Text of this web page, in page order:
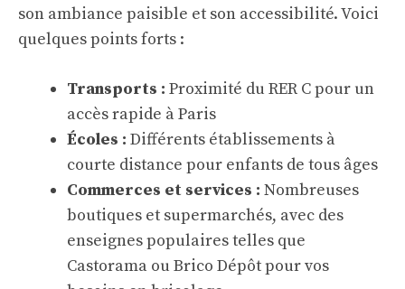
son ambiance paisible et son accessibilité. Voici
quelques points forts :
Transports : Proximité du RER C pour un
accès rapide à Paris
Écoles : Différents établissements à
courte distance pour enfants de tous âges
Commerces et services : Nombreuses
boutiques et supermarchés, avec des
enseignes populaires telles que
Castorama ou Brico Dépôt pour vos